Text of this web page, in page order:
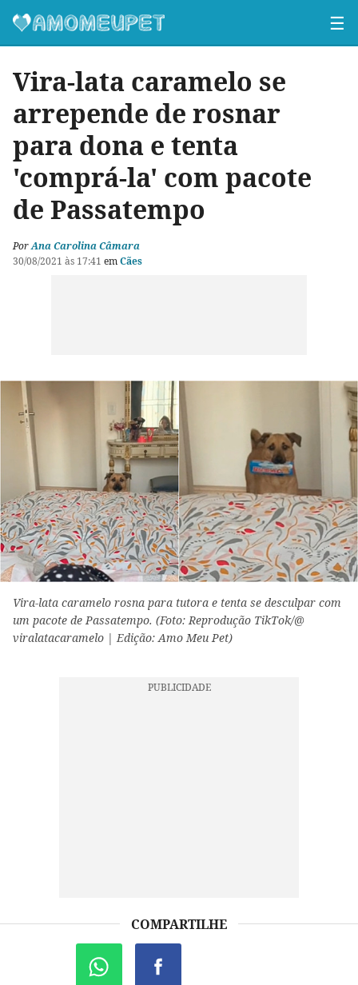
☰
Vira-lata caramelo se
arrepende de rosnar
para dona e tenta
'comprá-la' com pacote
de Passatempo
PorAna Carolina Câmara
30/08/2021 às 17:41 emCães
Vira-lata caramelo rosna para tutora e tenta se desculpar com
um pacote de Passatempo. (Foto: Reprodução TikTok/@
viralatacaramelo | Edição: Amo Meu Pet)
COMPARTILHE